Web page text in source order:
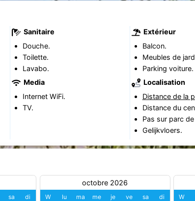
Sanitaire
Douche.
Toilette.
Lavabo.
Media
Internet WiFi.
TV.
Extérieur
Balcon.
Meubles de
Parking voiture.
Localisation
Distance de la
Distance du
Pas sur parc
Gelijkvloers.
sa di
octobre 2026
W lu ma me je ve sa di W